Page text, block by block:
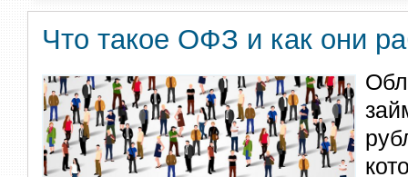
Что такое ОФЗ и как они